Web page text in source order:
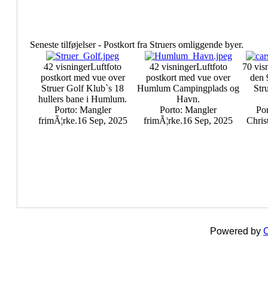
Seneste tilføjelser - Postkort fra Struers omliggende byer.
42 visningerLuftfoto
postkort med vue over
Struer Golf Klub`s 18
hullers bane i Humlum.
Porto: Mangler
frimÃ¦rke.16 Sep, 2025
42 visningerLuftfoto
postkort med vue over
Humlum Campingplads og
Havn.
Porto: Mangler
frimÃ¦rke.16 Sep, 2025
70
den
Powered by